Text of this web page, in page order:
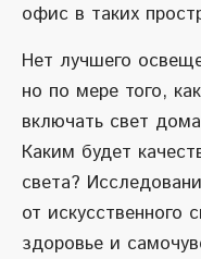
офис в таких
Нет лучшего
но по мере того,
включать свет
Каким будет
света?
от искусственного
здоровье и